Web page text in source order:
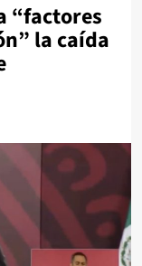
“factores
la caída